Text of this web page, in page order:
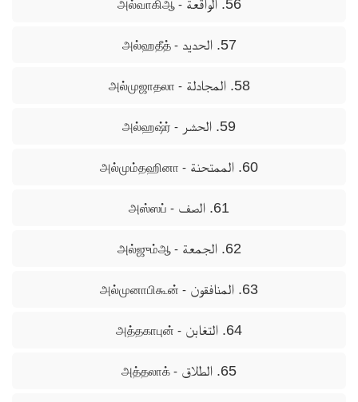
56. الواقعة - அல்வாகிஆ
57. الحديد - அல்ஹதீத்
58. المجادلة - அல்முஜாதலா
59. الحشر - அல்ஹஷ்ர்
60. الممتحنة - அல்மும்தஹினா
61. الصف - அஸ்ஸப்
62. الجمعة - அல்ஜும்ஆ
63. المنافقون - அல்முனாபிகூன்
64. التغابن - அத்தகாபுன்
65. الطلاق - அத்தலாக்